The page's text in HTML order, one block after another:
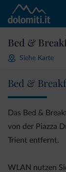
Bed &
Siehe Karte
Bed &
Das Bed &
von der Piazza
Trient entfernt.
WLAN nutzen